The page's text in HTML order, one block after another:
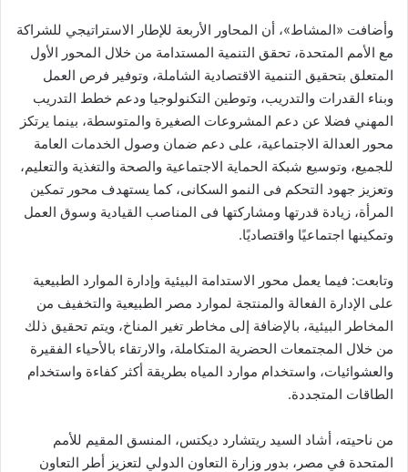
وأضافت «المشاط»، أن المحاور الأربعة للإطار الاستراتيجي للشراكة
مع الأمم المتحدة، تحقق التنمية المستدامة من خلال المحور الأول
المتعلق بتحقيق التنمية الاقتصادية الشاملة، وتوفير فرص العمل
وبناء القدرات والتدريب، وتوطين التكنولوجيا ودعم خطط التدريب
المهني فضلا عن دعم المشروعات الصغيرة والمتوسطة، بينما يرتكز
محور العدالة الاجتماعية، على دعم ضمان وصول الخدمات العامة
للجميع، وتوسيع شبكة الحماية الاجتماعية والصحة والتغذية والتعليم،
وتعزيز جهود التحكم فى النمو السكانى، كما يستهدف محور تمكين
المرأة، زيادة قدرتها ومشاركتها فى المناصب القيادية وسوق العمل
وتمكينها اجتماعيًا واقتصاديًا.
وتابعت: فيما يعمل محور الاستدامة البيئية وإدارة الموارد الطبيعية
على الإدارة الفعالة والمنتجة لموارد مصر الطبيعية والتخفيف من
المخاطر البيئية، بالإضافة إلى مخاطر تغير المناخ، ويتم تحقيق ذلك
من خلال المجتمعات الحضرية المتكاملة، والارتقاء بالأحياء الفقيرة
والعشوائيات، واستخدام موارد المياه بطريقة أكثر كفاءة واستخدام
الطاقات المتجددة.
من ناحيته، أشاد السيد ريتشارد ديكتس، المنسق المقيم للأمم
المتحدة في مصر، بدور وزارة التعاون الدولي لتعزيز أطر التعاون